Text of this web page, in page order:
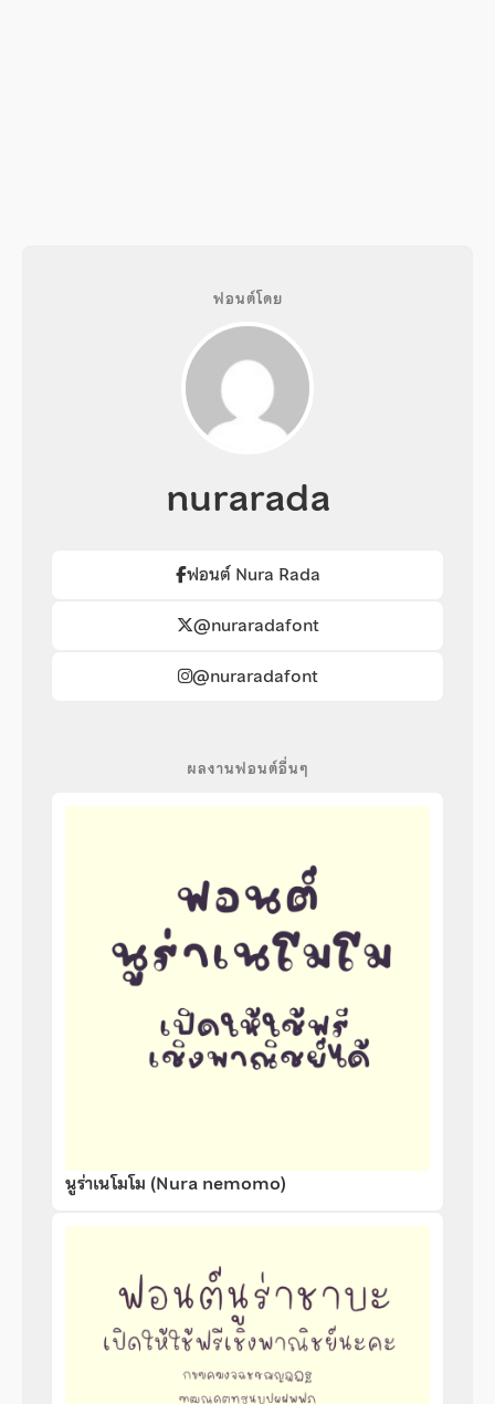
ฟอนต์โดย
nurarada
ฟอนต์ Nura Rada
@nuraradafont
@nuraradafont
ผลงานฟอนต์อื่นๆ
นูร่าเนโมโม (Nura nemomo)